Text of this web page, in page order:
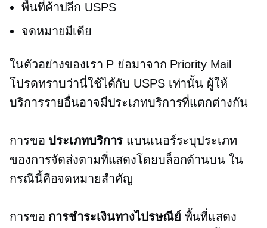
พื้นที่ค้าปลีก USPS
จดหมายมีเดีย
ในตัวอย่างของเรา P ย่อมาจาก Priority Mail
โปรดทราบว่านี่ใช้ได้กับ USPS เท่านั้น ผู้ให้
บริการรายอื่นอาจมีประเภทบริการที่แตกต่างกัน
การขอ ประเภทบริการ แบนเนอร์ระบุประเภท
ของการจัดส่งตามที่แสดงโดยบล็อกด้านบน ใน
กรณีนี้คือจดหมายสำคัญ
การขอ การชำระเงินทางไปรษณีย์ พื้นที่แสดง